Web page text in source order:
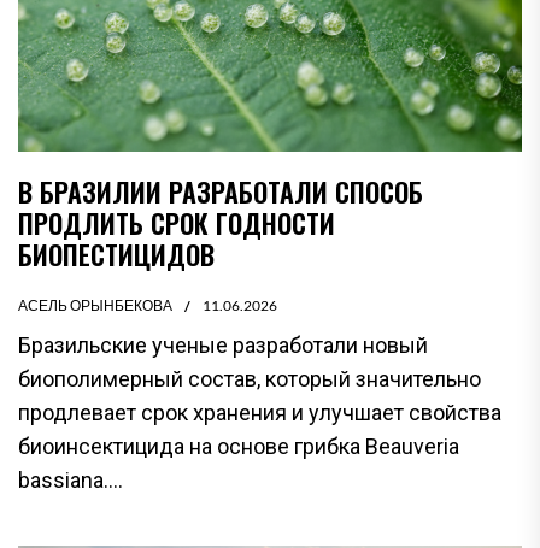
В БРАЗИЛИИ РАЗРАБОТАЛИ СПОСОБ
ПРОДЛИТЬ СРОК ГОДНОСТИ
БИОПЕСТИЦИДОВ
АСЕЛЬ ОРЫНБЕКОВА 11.06.2026
Бразильские ученые разработали новый
биополимерный состав, который значительно
продлевает срок хранения и улучшает свойства
биоинсектицида на основе грибка Beauveria
bassiana....